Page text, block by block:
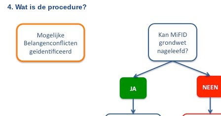
4. Wat is de procedure?